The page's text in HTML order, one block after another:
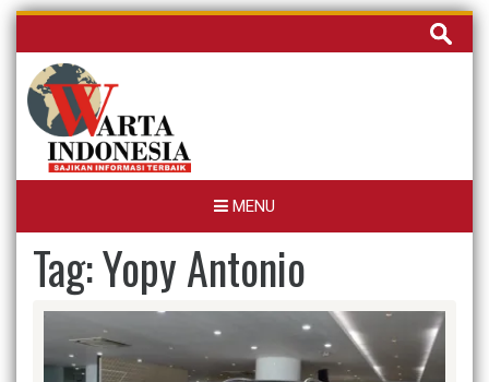
Skip
content
Cari
untuk:
MENU
Tag:Yopy Antonio